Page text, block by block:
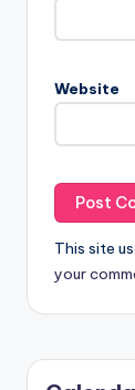
Website
This site
your